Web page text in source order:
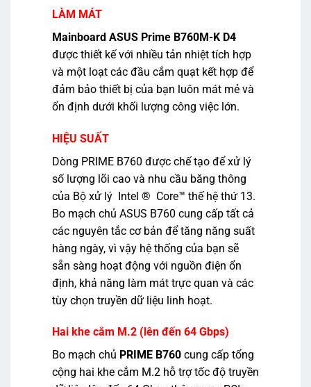
LÀM MÁT
Mainboard ASUS Prime B760M-K D4
được thiết kế với nhiều tản nhiệt tích hợp
và một loạt các đầu cắm quạt kết hợp để
đảm bảo thiết bị của bạn luôn mát mẻ và
ổn định dưới khối lượng công việc lớn.
HIỆU SUẤT
Dòng PRIME B760 được chế tạo để xử lý
số lượng lõi cao và nhu cầu băng thông
của Bộ xử lý Intel ® Core™ thế hệ thứ 13.
Bo mạch chủ ASUS B760 cung cấp tất cả
các nguyên tắc cơ bản để tăng năng suất
hàng ngày, vì vậy hệ thống của bạn sẽ
sẵn sàng hoạt động với nguồn điện ổn
định, khả năng làm mát trực quan và các
tùy chọn truyền dữ liệu linh hoạt.
Hai khe cắm M.2 (lên đến 64 Gbps)
Bo mạch chủ PRIME B760 cung cấp tổng
cộng hai khe cắm M.2 hỗ trợ tốc độ truyền